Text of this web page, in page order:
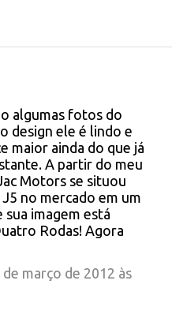
algumas fotos do
design ele é lindo e
maior ainda do que já
A partir do meu
Motors se situou
no mercado em um
imagem está
Rodas! Agora
março de 2012 às